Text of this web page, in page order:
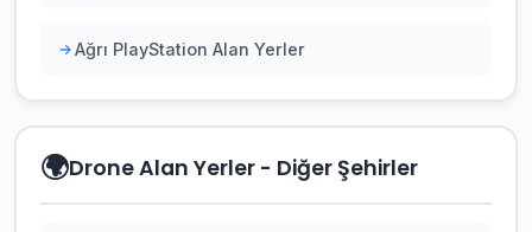
Ağrı PlayStation Alan Yerler
🌍Drone Alan Yerler - Diğer Şehirler